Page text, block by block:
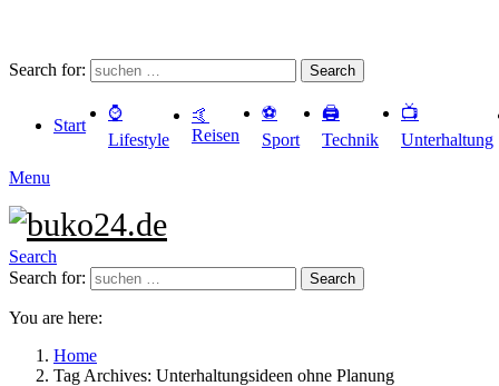
Search for: Search
Start
⌚️
Lifestyle
🤙
Reisen
⚽️
Sport
🖨️
Technik
📺
Unterhaltung
Menu
Search
Search for:
Search
You are here:
Home
Tag Archives: Unterhaltungsideen ohne Planung